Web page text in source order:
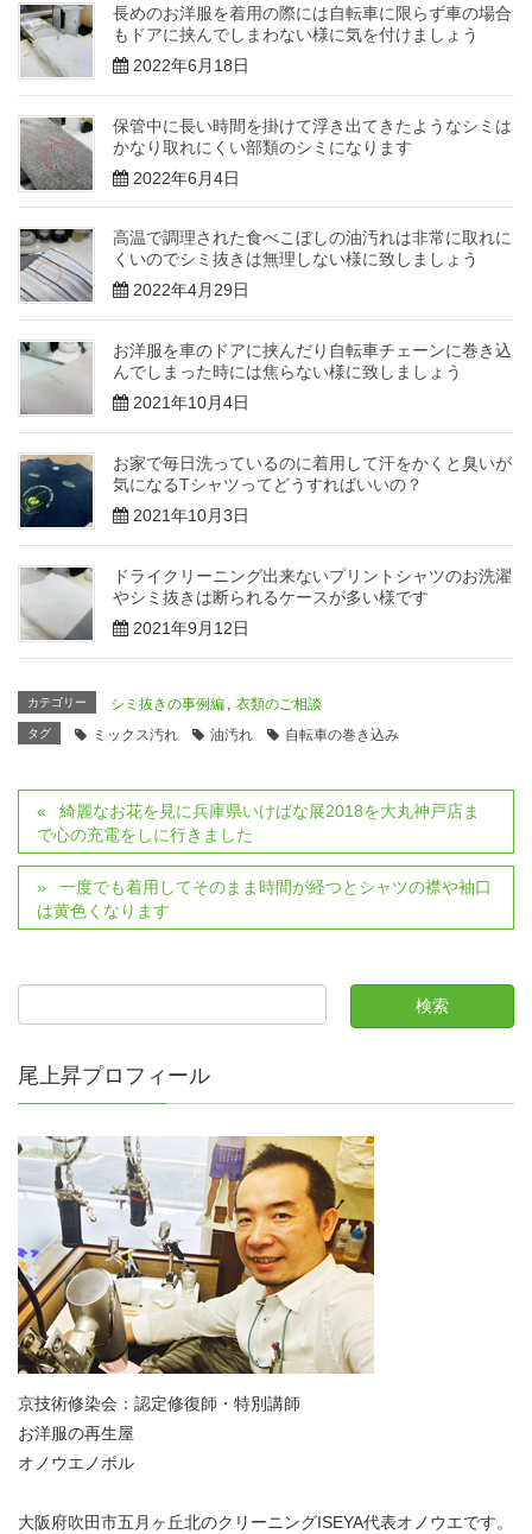
長めのお洋服を着用の際には自転車に限らず車の場合
もドアに挟んでしまわない様に気を付けましょう
2022年6月18日
保管中に長い時間を掛けて浮き出てきたようなシミは
かなり取れにくい部類のシミになります
2022年6月4日
高温で調理された食べこぼしの油汚れは非常に取れに
くいのでシミ抜きは無理しない様に致しましょう
2022年4月29日
お洋服を車のドアに挟んだり自転車チェーンに巻き込
んでしまった時には焦らない様に致しましょう
2021年10月4日
お家で毎日洗っているのに着用して汗をかくと臭いが
気になるTシャツってどうすればいいの？
2021年10月3日
ドライクリーニング出来ないプリントシャツのお洗濯
やシミ抜きは断られるケースが多い様です
2021年9月12日
カテゴリー シミ抜きの事例編 衣類のご相談
タグ ミックス汚れ 油汚れ 自転車の巻き込み
綺麗なお花を見に兵庫県いけばな展2018を大丸神戸店ま
で心の充電をしに行きました
一度でも着用してそのまま時間が経つとシャツの襟や袖口
は黄色くなります
尾上昇プロフィール
京技術修染会：認定修復師・特別講師
お洋服の再生屋
オノウエノボル
大阪府吹田市五月ヶ丘北のクリーニングISEYA代表オノウエです。